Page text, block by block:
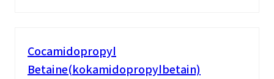
Cocamidopropyl
Betaine(kokamidopropylbetain)